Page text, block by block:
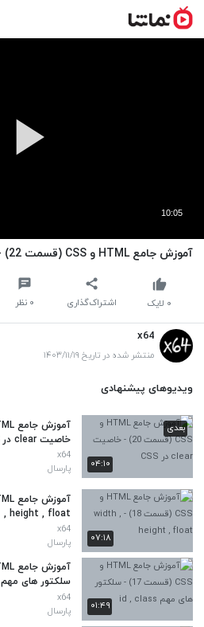
10:05
آموزش جامع HTML و CSS (قسمت 22) - معرفی خاصیت display
اشتراک‌گذاری ۰ نظر ۰ لایک
x64
منتشر شده در تاریخ ۱۴۰۳/۱۱/۱۹
ویدیوهای پیشنهادی
۰۴:۱۰
بعدی
خاصیت clear در CSS
x64
پارسال
۰۷:۱۸
, height , float
x64
پارسال
۰۱:۴۹
سلکتور های مهم id , class
x64
پارسال